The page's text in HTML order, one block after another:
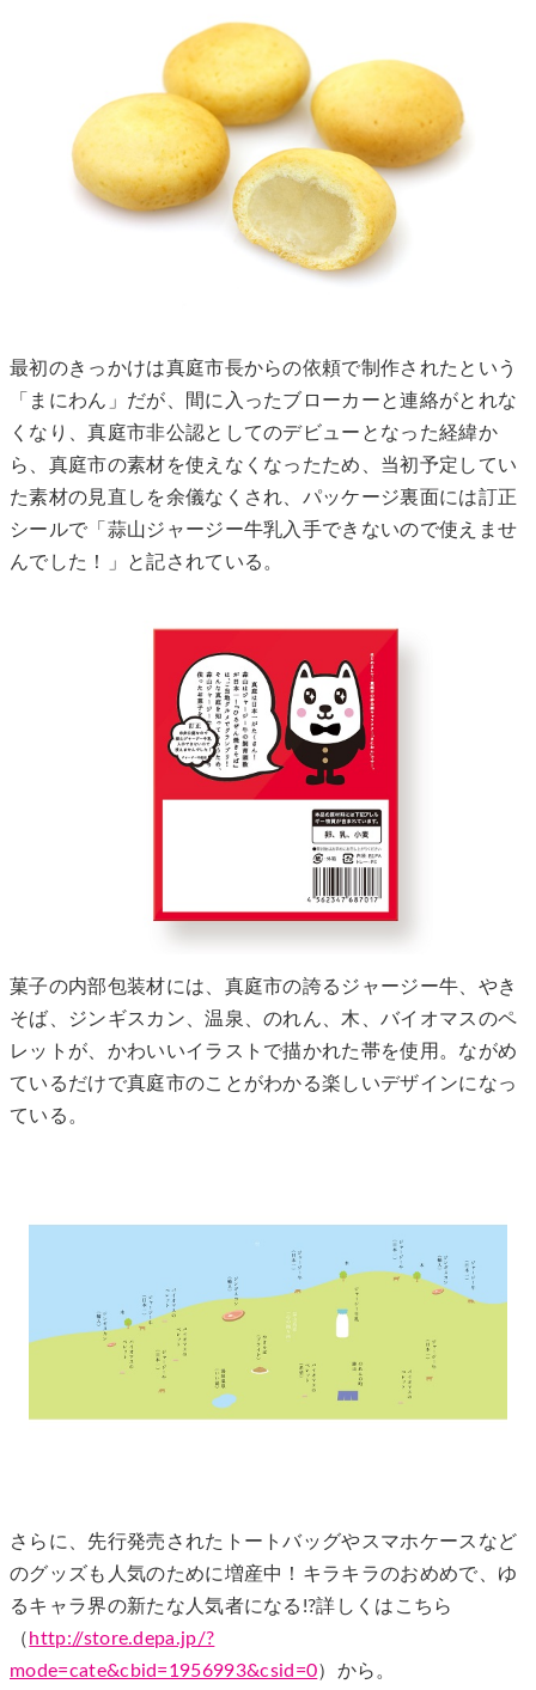
最初のきっかけは真庭市長からの依頼で制作されたという
「まにわん」だが、間に入ったブローカーと連絡がとれな
くなり、真庭市非公認としてのデビューとなった経緯か
ら、真庭市の素材を使えなくなったため、当初予定してい
た素材の見直しを余儀なくされ、パッケージ裏面には訂正
シールで「蒜山ジャージー牛乳入手できないので使えませ
んでした！」と記されている。
菓子の内部包装材には、真庭市の誇るジャージー牛、やき
そば、ジンギスカン、温泉、のれん、木、バイオマスのペ
レットが、かわいいイラストで描かれた帯を使用。ながめ
ているだけで真庭市のことがわかる楽しいデザインになっ
ている。
さらに、先行発売されたトートバッグやスマホケースなど
のグッズも人気のために増産中！キラキラのおめめで、ゆ
るキャラ界の新たな人気者になる!?詳しくはこちら
（ http://store.depa.jp/?
mode=cate&cbid=1956993&csid=0）から。